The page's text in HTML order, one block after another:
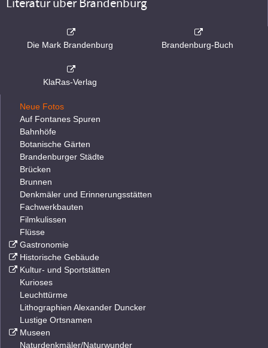
Literatur über Brandenburg
Die Mark Brandenburg Brandenburg-Buch
KlaRas-Verlag
Neue Fotos
Auf Fontanes Spuren
Bahnhöfe
Botanische Gärten
Brandenburger Städte
Brücken
Brunnen
Denkmäler und Erinnerungsstätten
Fachwerkbauten
Filmkulissen
Flüsse
Gastronomie
Historische Gebäude
Kultur- und Sportstätten
Kurioses
Leuchttürme
Lithographien Alexander Duncker
Lustige Ortsnamen
Museen
Naturdenkmäler/Naturwunder